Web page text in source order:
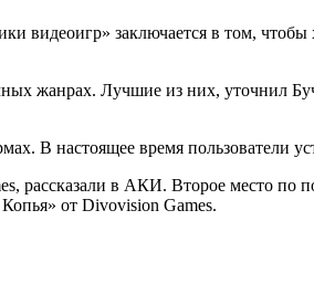
видеоигр» заключается в том,
жанрах. Лучшие из них, уточнил
В настоящее время пользователи
рассказали в АКИ. Второе место по
от Divovision Games.